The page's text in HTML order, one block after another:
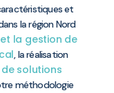
et
la région Nord
la gestion de
, la réalisation
solutions
méthodologie